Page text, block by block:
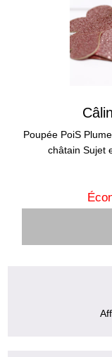
Poupée PoiS
châtain Sujet